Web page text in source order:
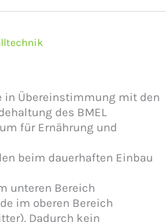
in Übereinstimmung mit den
des BMEL
für Ernährung und
beim dauerhaften Einbau
unteren Bereich
im oberen Bereich
Dadurch kein